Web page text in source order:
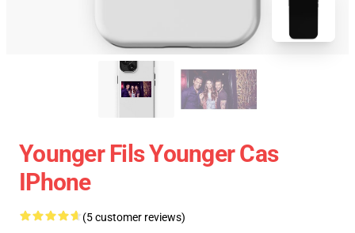
Younger Fils Younger Cas
IPhone
(5 customer reviews)